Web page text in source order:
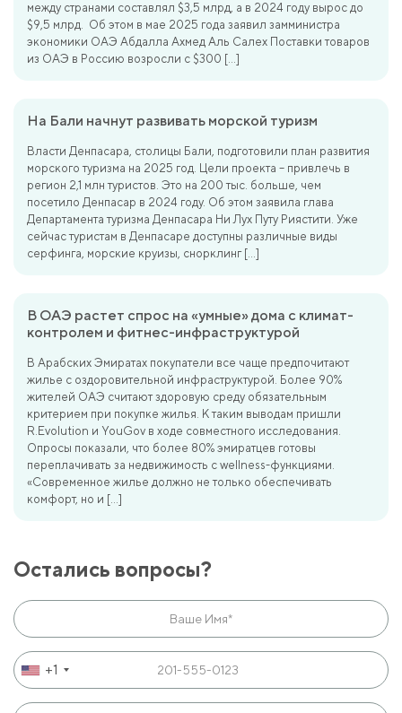
между странами составлял $3,5 млрд, а в 2024 году вырос до
$9,5 млрд. Об этом в мае 2025 года заявил замминистра
экономики ОАЭ Абдалла Ахмед Аль Салех Поставки товаров
из ОАЭ в Россию возросли с $300 […]
На Бали начнут развивать морской туризм
Власти Денпасара, столицы Бали, подготовили план развития
морского туризма на 2025 год. Цели проекта – привлечь в
регион 2,1 млн туристов. Это на 200 тыс. больше, чем
посетило Денпасар в 2024 году. Об этом заявила глава
Департамента туризма Денпасара Ни Лух Путу Риястити. Уже
сейчас туристам в Денпасаре доступны различные виды
серфинга, морские круизы, снорклинг […]
В ОАЭ растет спрос на «умные» дома с климат-
контролем и фитнес-инфраструктурой
В Арабских Эмиратах покупатели все чаще предпочитают
жилье с оздоровительной инфраструктурой. Более 90%
жителей ОАЭ считают здоровую среду обязательным
критерием при покупке жилья. К таким выводам пришли
R.Evolution и YouGov в ходе совместного исследования.
Опросы показали, что более 80% эмиратцев готовы
переплачивать за недвижимость с wellness-функциями.
«Современное жилье должно не только обеспечивать
комфорт, но и […]
Остались вопросы?
+1